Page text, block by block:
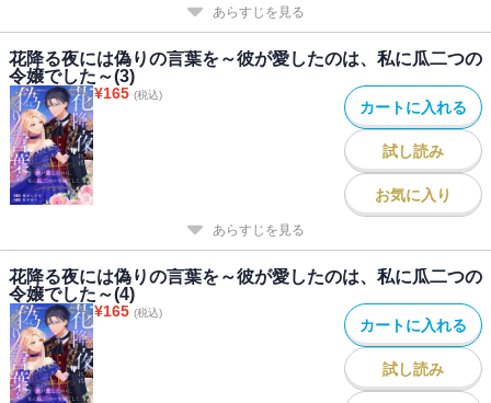
あらすじを見る
花降る夜には偽りの言葉を～彼が愛したのは、私に瓜二つの
令嬢でした～(3)
¥165 (税込)
カートに入れる
試し読み
お気に入り
あらすじを見る
花降る夜には偽りの言葉を～彼が愛したのは、私に瓜二つの
令嬢でした～(4)
¥165 (税込)
カートに入れる
試し読み